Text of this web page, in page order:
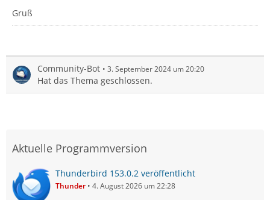
Gruß
Community-Bot 3. September 2024 um 20:20
Hat das Thema geschlossen.
Aktuelle Programmversion
Thunderbird 153.0.2 veröffentlicht
Thunder 4. August 2026 um 22:28